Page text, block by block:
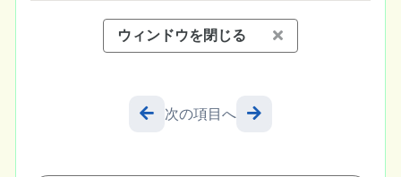
ウィンドウを閉じる
次の項目へ